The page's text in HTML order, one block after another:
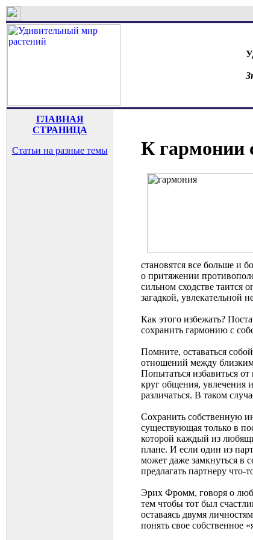
ГЛАВНАЯ
СТРАНИЦА
Статьи на разные темы
К гармонии
становятся все больше и
о притяжении
сильном сходстве таится
загадкой, увлекательной
Как этого избежать?
сохранить гармонию с
Помните, оставаться
отношений между
Попытаться избавиться
круг общения, увлечения
различаться. В таком
Сохранить собственную
существующая только в
которой каждый из
плане. И если один из
может даже замкнуться в
предлагать партнеру что-
Эрих Фромм, говоря о
тем чтобы тот был
оставаясь двумя
понять свое собственное